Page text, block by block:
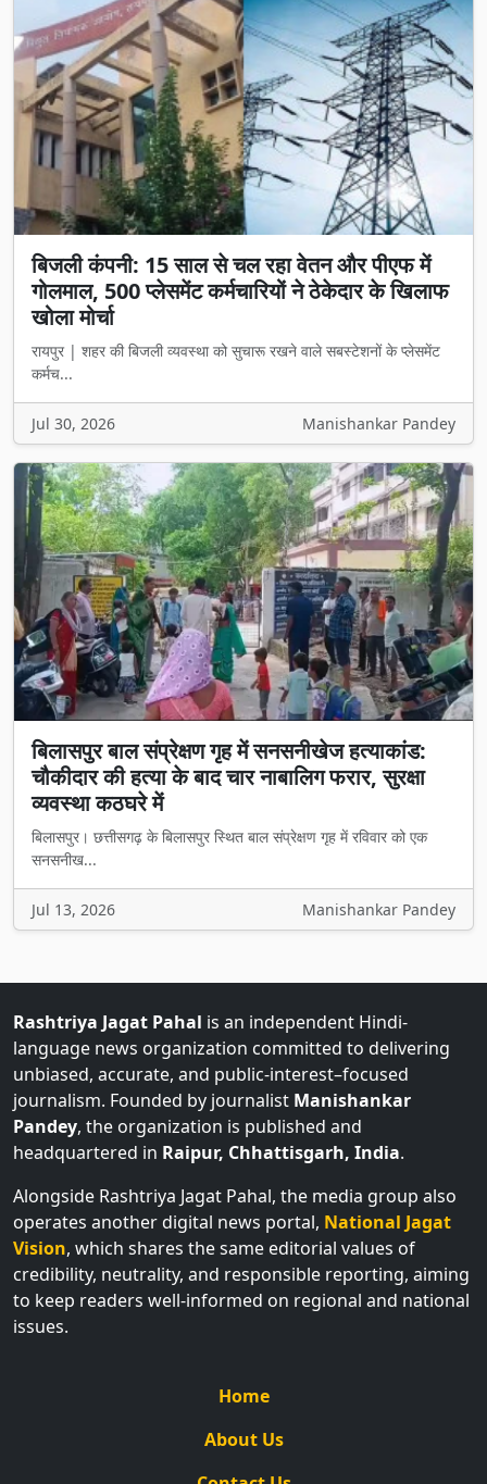
बिजली कंपनी: 15 साल से चल रहा वेतन और पीएफ में
गोलमाल, 500 प्लेसमेंट कर्मचारियों ने ठेकेदार के खिलाफ
खोला मोर्चा
रायपुर | शहर की बिजली व्यवस्था को सुचारू रखने वाले सबस्टेशनों के प्लेसमेंट
कर्मच...
Jul 30, 2026 Manishankar Pandey
बिलासपुर बाल संप्रेक्षण गृह में सनसनीखेज हत्याकांड:
चौकीदार की हत्या के बाद चार नाबालिग फरार, सुरक्षा
व्यवस्था कठघरे में
बिलासपुर। छत्तीसगढ़ के बिलासपुर स्थित बाल संप्रेक्षण गृह में रविवार को एक
सनसनीख...
Jul 13, 2026 Manishankar Pandey
Rashtriya Jagat Pahal is an independent Hindi-
language news organization committed to delivering
unbiased, accurate, and public-interest–focused
journalism. Founded by journalist Manishankar
Pandey, the organization is published and
headquartered in Raipur, Chhattisgarh, India.
Alongside Rashtriya Jagat Pahal, the media group also
operates another digital news portal, National Jagat
Vision, which shares the same editorial values of
credibility, neutrality, and responsible reporting, aiming
to keep readers well-informed on regional and national
issues.
Home
About Us